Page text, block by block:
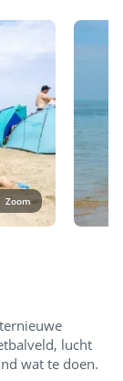
Zoom
lucht
wat te doen.